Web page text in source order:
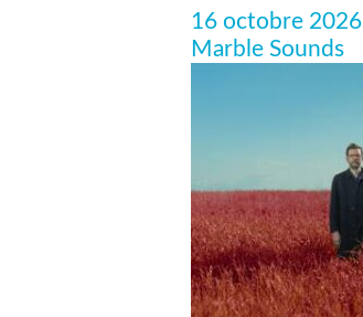
16 octobre 2026
Marble Sounds